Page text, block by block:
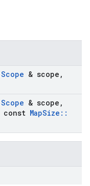
Scope & scope ,
Scope & scope ,
const MapSize ::